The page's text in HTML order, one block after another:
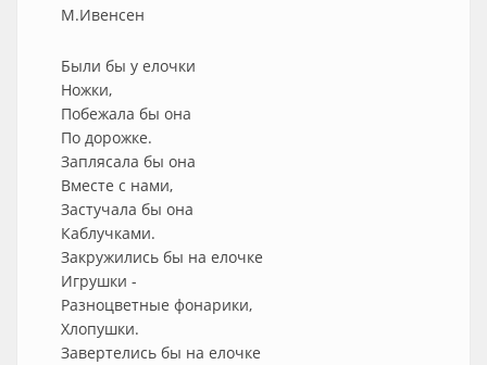
М.Ивенсен
Были бы у елочки
Ножки,
Побежала бы она
По дорожке.
Заплясала бы она
Вместе с нами,
Застучала бы она
Каблучками.
Закружились бы на елочке
Игрушки -
Разноцветные фонарики,
Хлопушки.
Завертелись бы на елочке